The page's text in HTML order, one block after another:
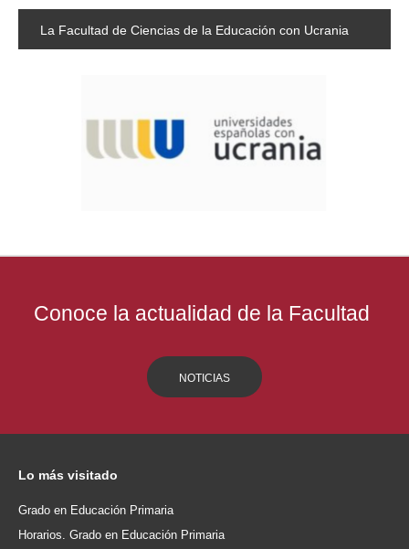
La Facultad de Ciencias de la Educación con Ucrania
Conoce la actualidad de la Facultad
NOTICIAS
Lo más visitado
Grado en Educación Primaria
Horarios. Grado en Educación Primaria